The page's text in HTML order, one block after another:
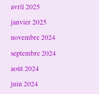
avril 2025
janvier 2025
novembre 2024
septembre 2024
août 2024
juin 2024